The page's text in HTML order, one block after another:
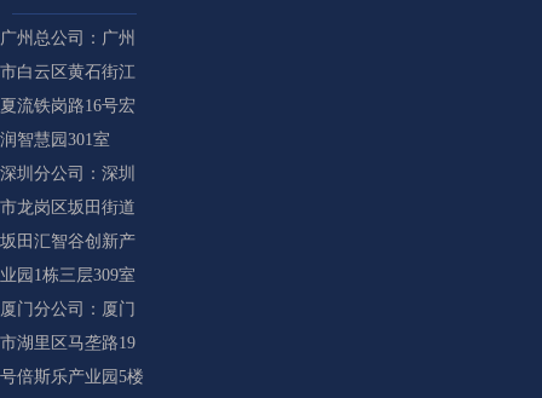
广州总公司：广州
市白云区黄石街江
夏流铁岗路16号宏
润智慧园301室
深圳分公司：深圳
市龙岗区坂田街道
坂田汇智谷创新产
业园1栋三层309室
厦门分公司：厦门
市湖里区马垄路19
号倍斯乐产业园5楼